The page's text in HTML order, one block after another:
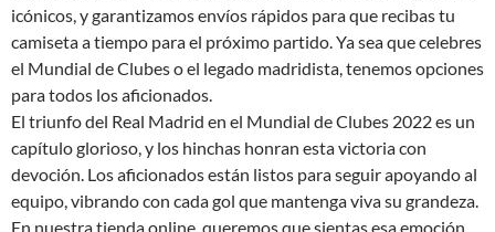
icónicos, y garantizamos envíos rápidos para que recibas tu
camiseta a tiempo para el próximo partido. Ya sea que celebres
el Mundial de Clubes o el legado madridista, tenemos opciones
para todos los aficionados.
El triunfo del Real Madrid en el Mundial de Clubes 2022 es un
capítulo glorioso, y los hinchas honran esta victoria con
devoción. Los aficionados están listos para seguir apoyando al
equipo, vibrando con cada gol que mantenga viva su grandeza.
En nuestra tienda online, queremos que sientas esa emoción